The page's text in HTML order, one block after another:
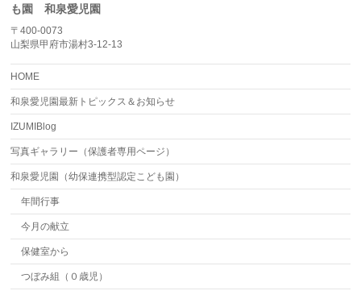
も園 和泉愛児園
〒400-0073
山梨県甲府市湯村3-12-13
HOME
和泉愛児園最新トピックス＆お知らせ
IZUMIBlog
写真ギャラリー（保護者専用ページ）
和泉愛児園（幼保連携型認定こども園）
年間行事
今月の献立
保健室から
つぼみ組（０歳児）